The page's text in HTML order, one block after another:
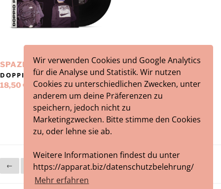
Wir verwenden Cookies und Google Analytics
für die Analyse und Statistik. Wir nutzen
Cookies zu unterschiedlichen Zwecken, unter
anderem um deine Präferenzen zu
speichern, jedoch nicht zu
Marketingzwecken. Bitte stimme den Cookies
zu, oder lehne sie ab.
Weitere Informationen findest du unter
https://apparat.biz/datenschutzbelehrung/
Mehr erfahren
SPAZE WINDU & HERR KÖNIG
DOPPIO PASSO (INSTRUMENTALS)
18,50 €
← 2